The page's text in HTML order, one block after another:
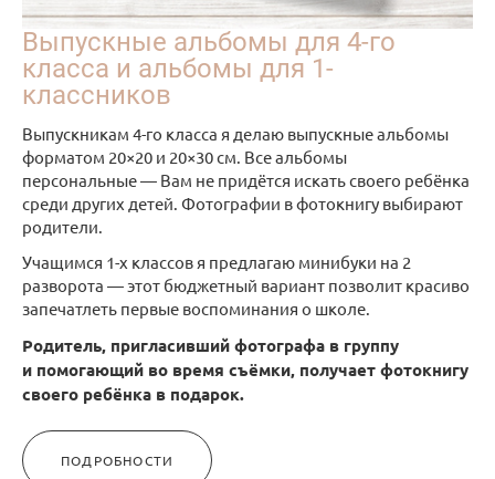
Выпускные альбомы для 4-го
класса и альбомы для 1-
классников
Выпускникам 4-го класса я делаю выпускные альбомы
форматом 20×20 и 20×30 см. Все альбомы
персональные — Вам не придётся искать своего ребёнка
среди других детей. Фотографии в фотокнигу выбирают
родители.
Учащимся 1-х классов я предлагаю минибуки на 2
разворота — этот бюджетный вариант позволит красиво
запечатлеть первые воспоминания о школе.
Родитель, пригласивший фотографа в группу
и помогающий во время съёмки, получает фотокнигу
своего ребёнка в подарок.
ПОДРОБНОСТИ